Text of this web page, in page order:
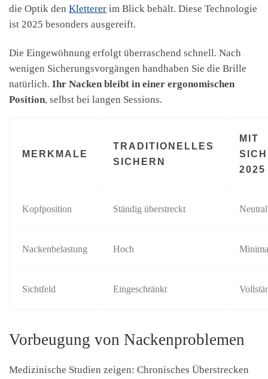
die Optik den Kletterer im Blick behält. Diese Technologie
ist 2025 besonders ausgereift.
Die Eingewöhnung erfolgt überraschend schnell. Nach
wenigen Sicherungsvorgängen handhaben Sie die Brille
natürlich. Ihr Nacken bleibt in einer ergonomischen
Position, selbst bei langen Sessions.
MERKMALE
TRADITIONELLES
SICHERN
MIT
2025
Kopfposition Ständig überstreckt
Nackenbelastung Hoch
Sichtfeld Eingeschränkt
Vorbeugung von Nackenproblemen
Medizinische Studien zeigen: Chronisches Überstrecken